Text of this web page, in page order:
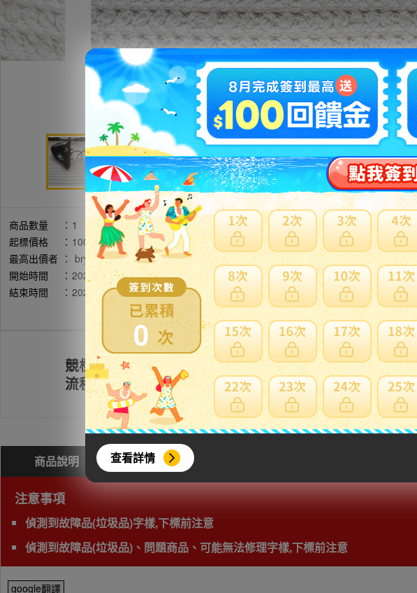
0
查看詳情
商品數量 ： 1
起標價格
： 1000円
最高出價者 ： bry******** / 評價:32
開始時間
： 2026年05月14日 20時47分(台灣時間)
結束時間
： 2026年05月18日 21時02分(台灣時間)
拍賣編號 ：
商品新舊
：
自動延長
：有
認証限制
：否
提前結束
：有
可否退貨
：否
競標
流程
註冊會員 出
商品說明 問與答( )
注意事項
偵測到故障品(垃圾品)字樣,下標前注意
偵測到故障品(垃圾品)、問題商品、可能無法修理字樣,下標前注意
google翻譯